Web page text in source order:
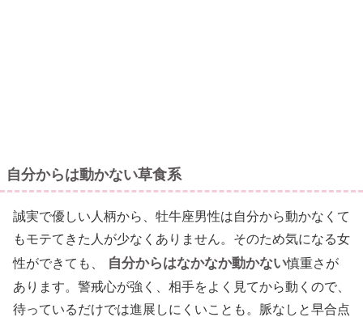
自分からは動かない草食系
誠実で優しい人柄から、牡牛座男性は自分から動かなくて
もモテてきた人が少なくありません。そのため気になる女
性ができても、
自分からはなかなか動かない慎重さが
あります。警戒心が強く、相手をよく見てから動くので、
待っているだけでは進展しにくいことも。脈なしと早合点